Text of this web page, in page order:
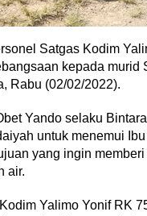
Satgas Kodim
kepada
Rabu (02/02/2022).
Yando selaku
untuk menemui
yang ingin
air.
Yalimo Yonif RK